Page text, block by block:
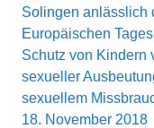
Solingen anlässlich
Europäischen
Schutz von Kindern
sexueller
sexuellem
18. November 2018